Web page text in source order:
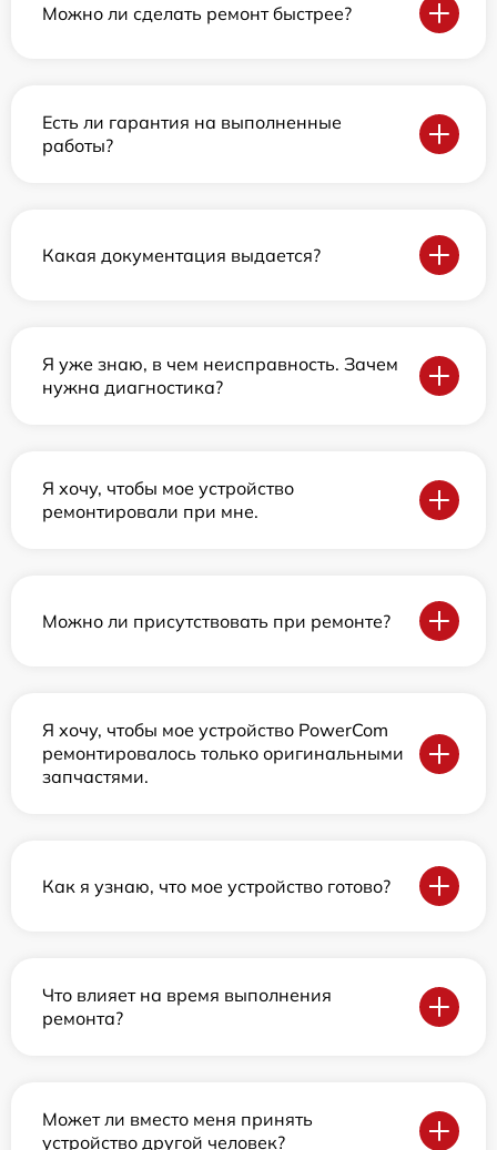
Можно ли сделать ремонт быстрее?
Есть ли гарантия на выполненные
работы?
Какая документация выдается?
Я уже знаю, в чем неисправность. Зачем
нужна диагностика?
Я хочу, чтобы мое устройство
ремонтировали при мне.
Можно ли присутствовать при ремонте?
Я хочу, чтобы мое устройство PowerCom
ремонтировалось только оригинальными
запчастями.
Как я узнаю, что мое устройство готово?
Что влияет на время выполнения
ремонта?
Может ли вместо меня принять
устройство другой человек?